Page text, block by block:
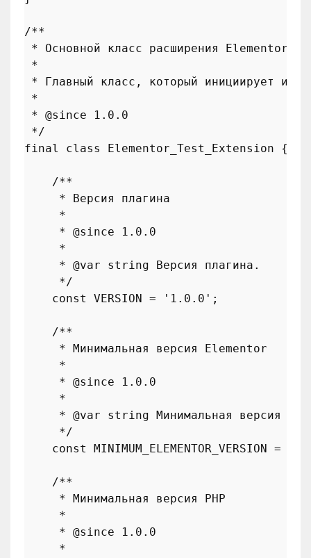
/**
* Основной класс расширения Elementor
*
* Главный класс, который инициирует и
*
* @since 1.0.0
*/
final
class Elementor_Test_Extension {
/**
     * Версия плагина
     *
     *
@since 1.0.0
     *
     *
@var string Версия плагина.
     */
const
VERSION = '1.0.0' ;
/**
     * Минимальная версия Elementor
     *
     *
@since 1.0.0
     *
     *
@var string Минимальная версия
     */
const
MINIMUM_ELEMENTOR_VERSION =
/**
     * Минимальная версия PHP
     *
     *
@since 1.0.0
     *